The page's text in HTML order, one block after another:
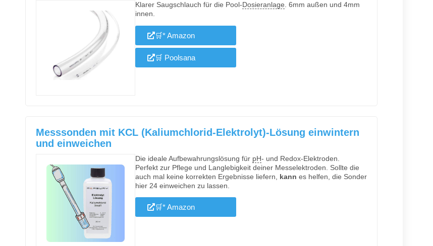
Klarer Saugschlauch für die Pool-Dosieranlage. 6mm außen und 4mm
innen.
🛒* Amazon
🛒 Poolsana
Messsonden mit KCL (Kaliumchlorid‑Elektrolyt)‑Lösung einwintern
und einweichen
Die ideale Aufbewahrungslösung für pH- und Redox-Elektroden.
Perfekt zur Pflege und Langlebigkeit deiner Messelektroden. Sollte die
auch mal keine korrekten Ergebnisse liefern, kann es helfen, die Sonder
hier 24 einweichen zu lassen.
🛒* Amazon